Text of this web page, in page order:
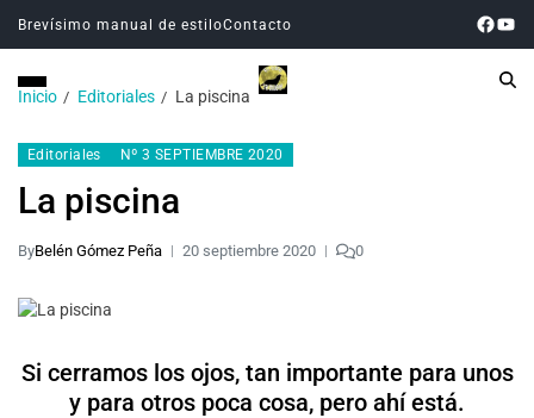
Brevísimo manual de estiloContacto
Inicio Editoriales La piscina
Editoriales Nº 3 SEPTIEMBRE 2020
La piscina
ByBelén Gómez Peña 20 septiembre 2020 0
Si cerramos los ojos, tan importante para unos
y para otros poca cosa, pero ahí está.